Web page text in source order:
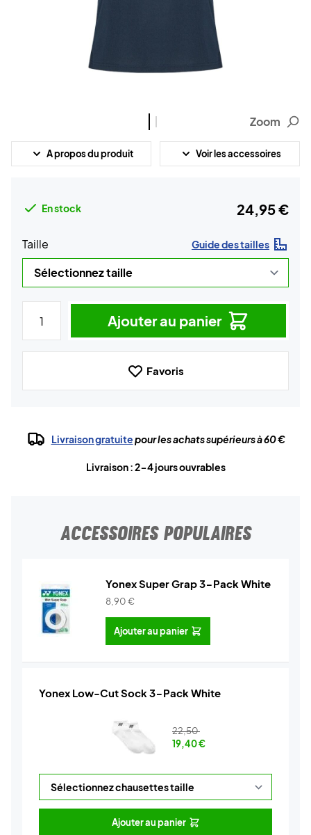
Zoom
A propos du produit Voir les accessoires
En stock 24,95 €
Taille Guide des tailles
Ajouter au panier
Favoris
Livraison gratuitepour les achats supérieurs à 60 €
Livraison : 2-4 jours ouvrables
ACCESSOIRES POPULAIRES
Yonex Super Grap 3-Pack White
8,90€
Ajouter au panier
Yonex Low-Cut Sock 3-Pack White
22,50
19,40€
Ajouter au panier